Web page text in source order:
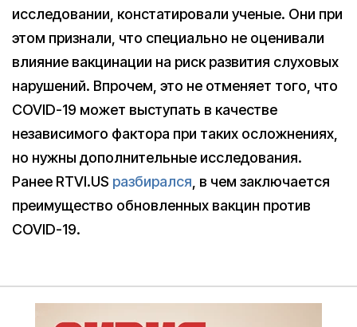
исследовании, констатировали ученые. Они при
этом признали, что специально не оценивали
влияние вакцинации на риск развития слуховых
нарушений. Впрочем, это не отменяет того, что
COVID-19 может выступать в качестве
независимого фактора при таких осложнениях,
но нужны дополнительные исследования.
Ранее RTVI.US разбирался, в чем заключается
преимущество обновленных вакцин против
COVID-19.